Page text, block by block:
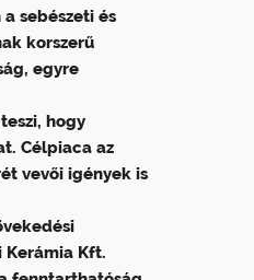
sebészeti és
korszerű
egyre
hogy
Célpiaca az
vevői igények is
Kft.